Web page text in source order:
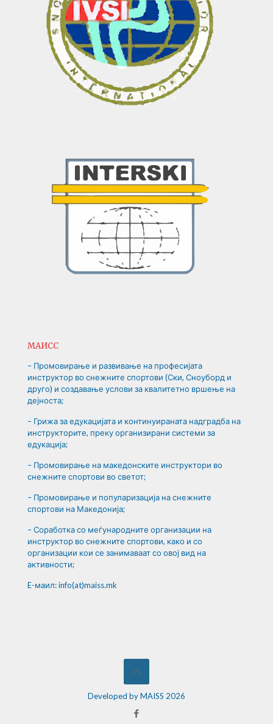
МАИСС
– Промовирање и развивање на професијата
инструктор во снежните спортови (Ски, Сноуборд и
друго) и создавање услови за квалитетно вршење на
дејноста;
– Грижа за едукацијата и континуираната надградба на
инструкторите, преку организирани системи за
едукација;
– Промовирање на македонските инструктори во
снежните спортови во светот;
– Промовирање и популаризација на снежните
спортови на Македонија;
– Соработка со меѓународните организации на
инструктор во снежните спортови, како и со
организации кои се занимаваат со овој вид на
активности;
E-маил: info(at)maiss.mk
Developed by MAISS 2026